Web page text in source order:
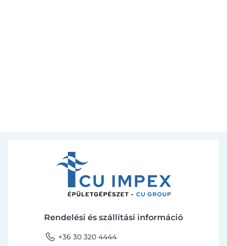
Rendelési és szállítási információ
phone +36 30 320 4444